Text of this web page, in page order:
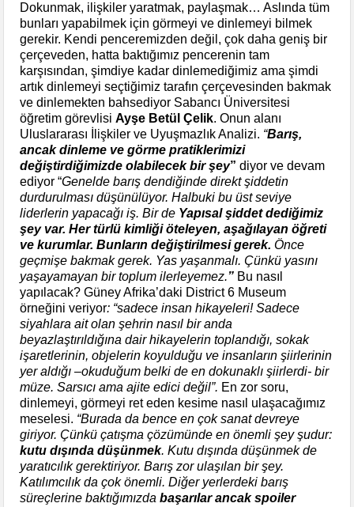
Dokunmak, ilişkiler yaratmak, paylaşmak… Aslında tüm
bunları yapabilmek için görmeyi ve dinlemeyi bilmek
gerekir. Kendi penceremizden değil, çok daha geniş bir
çerçeveden, hatta baktığımız pencerenin tam
karşısından, şimdiye kadar dinlemediğimiz ama şimdi
artık dinlemeyi seçtiğimiz tarafın çerçevesinden bakmak
ve dinlemekten bahsediyor Sabancı Üniversitesi
öğretim görevlisiAyşe Betül Çelik. Onun alanı
Uluslararası İlişkiler ve Uyuşmazlık Analizi. “Barış,
ancak dinleme ve görme pratiklerimizi
değiştirdiğimizde olabilecek bir şey”diyor ve devam
ediyor “Genelde barış dendiğinde direkt şiddetin
durdurulması düşünülüyor. Halbuki bu üst seviye
liderlerin yapacağı iş. Bir de Yapısal şiddet dediğimiz
şey var. Her türlü kimliği öteleyen, aşağılayan öğreti
ve kurumlar. Bunların değiştirilmesi gerek. Önce
geçmişe bakmak gerek. Yas yaşanmalı. Çünkü yasını
yaşayamayan bir toplum ilerleyemez.” Bu nasıl
yapılacak? Güney Afrika’daki District 6 Museum
örneğini veriyor: “sadece insan hikayeleri! Sadece
siyahlara ait olan şehrin nasıl bir anda
beyazlaştırıldığına dair hikayelerin toplandığı, sokak
işaretlerinin, objelerin koyulduğu ve insanların şiirlerinin
yer aldığı –okuduğum belki de en dokunaklı şiirlerdi- bir
müze. Sarsıcı ama ajite edici değil”. En zor soru,
dinlemeyi, görmeyi ret eden kesime nasıl ulaşacağımız
meselesi. “Burada da bence en çok sanat devreye
giriyor. Çünkü çatışma çözümünde en önemli şey şudur:
kutu dışında düşünmek. Kutu dışında düşünmek de
yaratıcılık gerektiriyor. Barış zor ulaşılan bir şey.
Katılımcılık da çok önemli. Diğer yerlerdeki barış
süreçlerine baktığımızda başarılar ancak spoiler